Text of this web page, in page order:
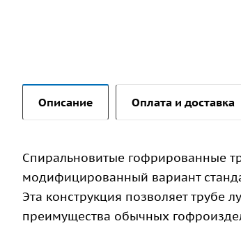
Описание Оплата и доставка
Спиральновитые гофрированные
модифицированный вариант
Эта конструкция позволяет трубе
преимущества обычных